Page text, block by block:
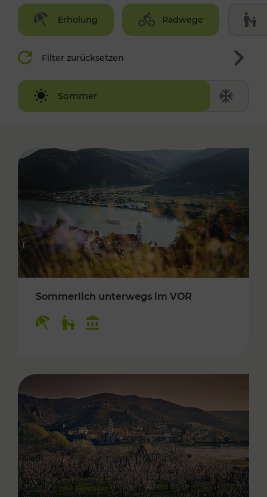
Erholung Radwege
Filter zurücksetzen
Sommer
Winter
Sommerlich unterwegs im VOR